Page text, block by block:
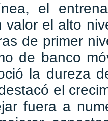
el
valor el alto
de primer
de banco
la dureza
el
fuera a